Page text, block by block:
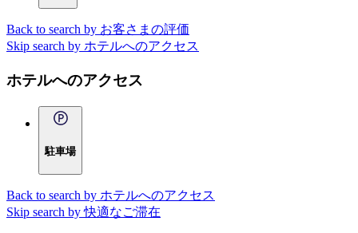
Back to search by お客さまの評価
Skip search by ホテルへのアクセス
ホテルへのアクセス
駐車場
Back to search by ホテルへのアクセス
Skip search by 快適なご滞在